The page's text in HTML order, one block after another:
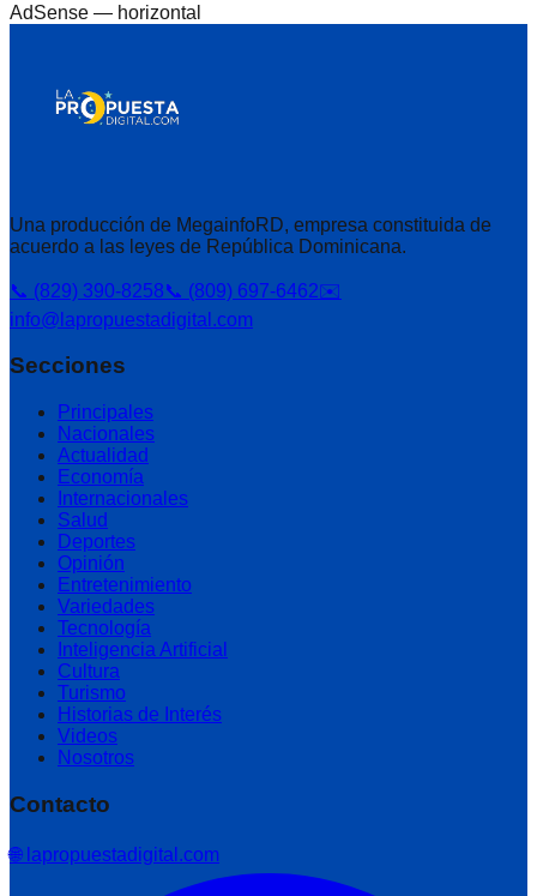
AdSense — horizontal
Una producción de MegainfoRD, empresa constituida de
acuerdo a las leyes de República Dominicana.
📞 (829) 390-8258📞 (809) 697-6462✉️
info@lapropuestadigital.com
Secciones
Principales
Nacionales
Actualidad
Economía
Internacionales
Salud
Deportes
Opinión
Entretenimiento
Variedades
Tecnología
Inteligencia Artificial
Cultura
Turismo
Historias de Interés
Videos
Nosotros
Contacto
🌐 lapropuestadigital.com